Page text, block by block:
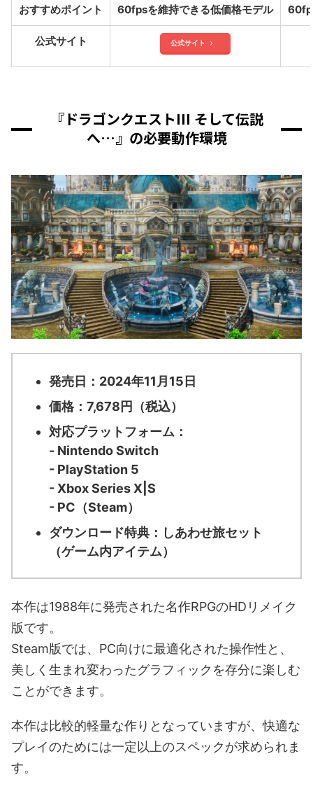
おすすめポイント 60fpsを維持できる低価格モデル
公式サイト 公式サイト
『ドラゴンクエストIII そして伝説
へ…』の必要動作環境
発売日：2024年11月15日
価格：7,678円（税込）
対応プラットフォーム：
- Nintendo Switch
- PlayStation 5
- Xbox Series X|S
- PC（Steam）
ダウンロード特典：しあわせ旅セット
（ゲーム内アイテム）
本作は1988年に発売された名作RPGのHDリメイク
版です。
Steam版では、PC向けに最適化された操作性と、
美しく生まれ変わったグラフィックを存分に楽しむ
ことができます。
本作は比較的軽量な作りとなっていますが、快適な
プレイのためには一定以上のスペックが求められま
す。